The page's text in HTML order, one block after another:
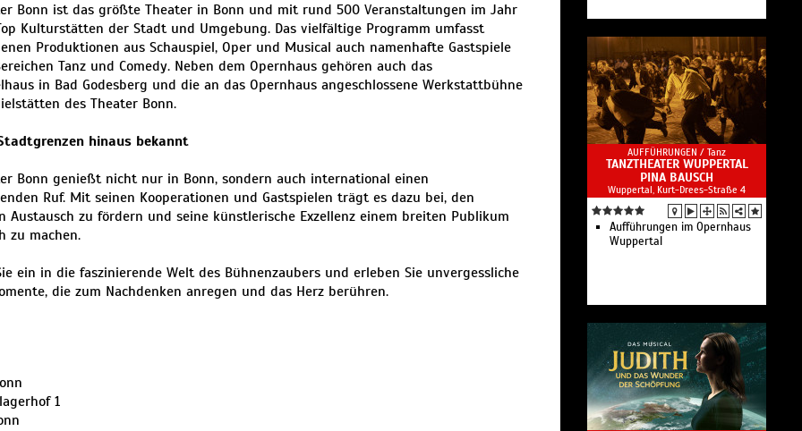
Bonn ist das größte Theater in Bonn und mit rund 500 Veranstaltungen im Jahr
Kulturstätten der Stadt und Umgebung. Das vielfältige Programm umfasst
Produktionen aus Schauspiel, Oper und Musical auch namenhafte Gastspiele
Tanz und Comedy. Neben dem Opernhaus gehören auch das
in Bad Godesberg und die an das Opernhaus angeschlossene Werkstattbühne
des Theater Bonn.
hinaus bekannt
Bonn genießt nicht nur in Bonn, sondern auch international einen
Ruf. Mit seinen Kooperationen und Gastspielen trägt es dazu bei, den
Austausch zu fördern und seine künstlerische Exzellenz einem breiten Publikum
zu machen.
ein in die faszinierende Welt des Bühnenzaubers und erleben Sie unvergessliche
die zum Nachdenken anregen und das Herz berühren.
1
AUFFÜHRUNGEN / Tanz
TANZTHEATER WUPPERTAL
PINA BAUSCH
Wuppertal, Kurt-Drees-Straße 4
Aufführungen im Opernhaus
Wuppertal